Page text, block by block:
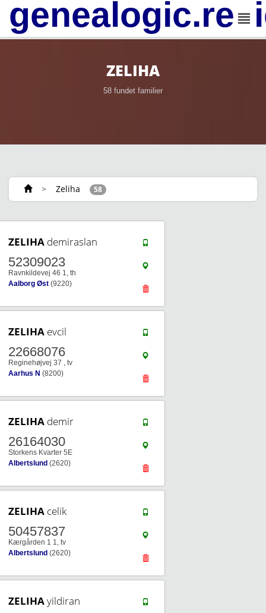
ZELIHA
58 fundet familier
> Zeliha 58
ZELIHA demiraslan
52309023
Ravnkildevej 46 1, th
Aalborg Øst (9220)
ZELIHA evcil
22668076
Reginehøjvej 37 , tv
Aarhus N (8200)
ZELIHA demir
26164030
Storkens Kvarter 5E
Albertslund (2620)
ZELIHA celik
50457837
Kærgården 1 1, tv
Albertslund (2620)
ZELIHAyildiran